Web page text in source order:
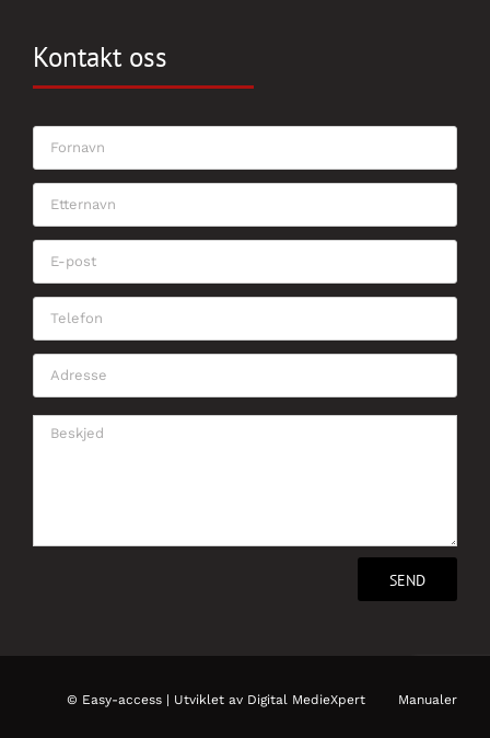
Kontakt oss
© Easy-access| Utviklet av Digital MedieXpert Manualer